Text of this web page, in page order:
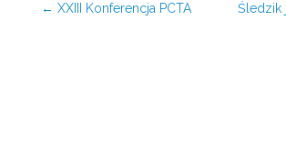
← XXIII Konferencja PCTA Śledzik